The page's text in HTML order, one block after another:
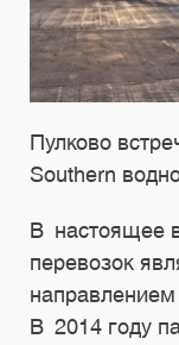
Пулково
Southern
В настоящее
перевозок
направлением
В 2014 году